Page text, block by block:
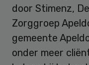
door Stimenz,
Zorggroep
gemeente
onder meer